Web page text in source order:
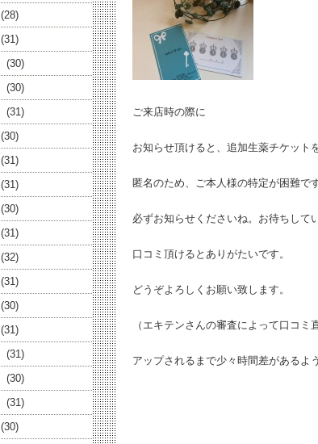
ご来店時の際に
お知らせ頂けると、追加生薬チケット
匿名のため、ご本人様の特定が困難です
必ずお知らせくださいね。お待ちして
口コミ頂けるとありがたいです。
どうぞよろしくお願い致します。
（エキテンさんの審査によって口コ
アップされるまで少々時間差があるよ
(28)
(31)
(30)
(30)
(31)
(30)
(31)
(31)
(30)
(31)
(32)
(31)
(30)
(31)
(31)
(30)
(31)
(30)